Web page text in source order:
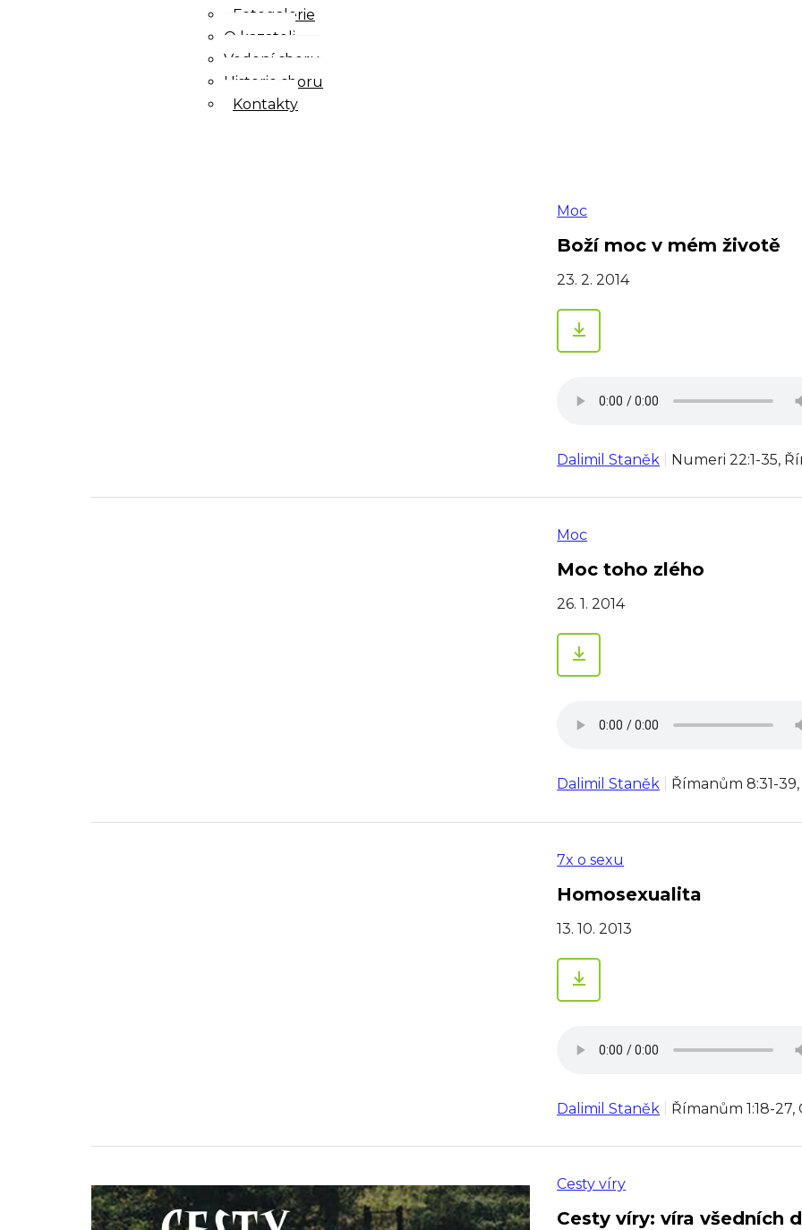
Fotogalerie
O kazateli
Vedení sboru
Historie sboru
Kontakty
Moc
Boží moc v mém životě
23. 2. 2014
Dalimil Staněk Numeri 22:1-35,
Moc
Moc toho zlého
26. 1. 2014
Dalimil Staněk Římanům 8:31-39,
7x o sexu
Homosexualita
13. 10. 2013
Dalimil Staněk Římanům 1:18-27,
Cesty víry
Cesty víry: víra všedních